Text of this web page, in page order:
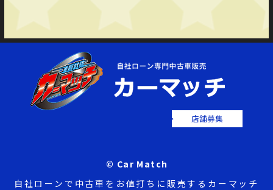
店舗募集
© Car Match
自社ローンで中古車をお値打ちに販売するカーマッチ